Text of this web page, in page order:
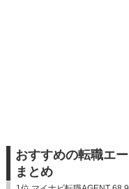
おすすめの転職エ
まとめ